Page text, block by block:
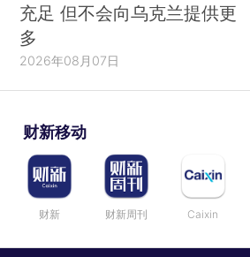
充足 但不会向乌克兰提供更
多
2026年08月07日
财新移动
财新 财新周刊 Caixin